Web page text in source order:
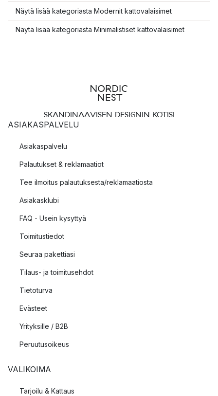
Näytä lisää kategoriasta Modernit kattovalaisimet
Näytä lisää kategoriasta Minimalistiset kattovalaisimet
SKANDINAAVISEN DESIGNIN KOTISI
ASIAKASPALVELU
Asiakaspalvelu
Palautukset & reklamaatiot
Tee ilmoitus palautuksesta/reklamaatiosta
Asiakasklubi
FAQ - Usein kysyttyä
Toimitustiedot
Seuraa pakettiasi
Tilaus- ja toimitusehdot
Tietoturva
Evästeet
Yrityksille / B2B
Peruutusoikeus
VALIKOIMA
Tarjoilu & Kattaus